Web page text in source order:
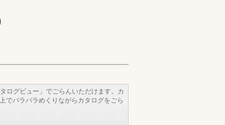
ログビュー」でごらんいただけます。カ
でパラパラめくりながらカタログをごら